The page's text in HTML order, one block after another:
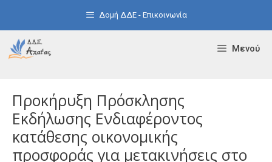
Δομή ΔΔΕ - Επικοινωνία
Μενού
Προκήρυξη Πρόσκλησης
Εκδήλωσης Ενδιαφέροντος
κατάθεσης οικονομικής
προσφοράς για μετακινήσεις στο